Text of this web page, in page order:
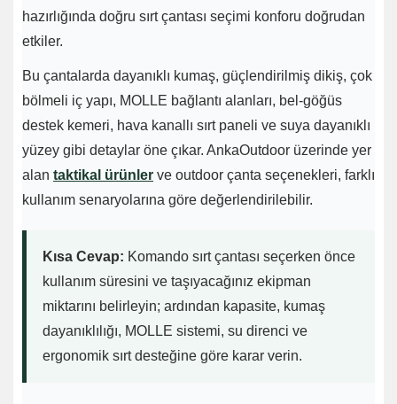
hazırlığında doğru sırt çantası seçimi konforu doğrudan
etkiler.
Bu çantalarda dayanıklı kumaş, güçlendirilmiş dikiş, çok
bölmeli iç yapı, MOLLE bağlantı alanları, bel-göğüs
destek kemeri, hava kanallı sırt paneli ve suya dayanıklı
yüzey gibi detaylar öne çıkar. AnkaOutdoor üzerinde yer
alan taktikal ürünler ve outdoor çanta seçenekleri, farklı
kullanım senaryolarına göre değerlendirilebilir.
Kısa Cevap: Komando sırt çantası seçerken önce
kullanım süresini ve taşıyacağınız ekipman
miktarını belirleyin; ardından kapasite, kumaş
dayanıklılığı, MOLLE sistemi, su direnci ve
ergonomik sırt desteğine göre karar verin.